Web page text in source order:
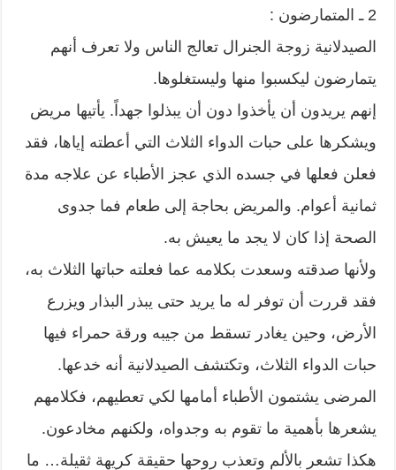
2 ـ المتمارضون :
الصيدلانية زوجة الجنرال تعالج الناس ولا تعرف أنهم
يتمارضون ليكسبوا منها وليستغلوها.
إنهم يريدون أن يأخذوا دون أن يبذلوا جهداً. يأتيها مريض
ويشكرها على حبات الدواء الثلاث التي أعطته إياها، فقد
فعلن فعلها في جسده الذي عجز الأطباء عن علاجه مدة
ثمانية أعوام. والمريض بحاجة إلى طعام فما جدوى
الصحة إذا كان لا يجد ما يعيش به.
ولأنها صدقته وسعدت بكلامه عما فعلته حباتها الثلاث به،
فقد قررت أن توفر له ما يريد حتى يبذر البذار ويزرع
الأرض، وحين يغادر تسقط من جيبه ورقة حمراء فيها
حبات الدواء الثلاث، وتكتشف الصيدلانية أنه خدعها.
المرضى يشتمون الأطباء أمامها لكي تعطيهم، فكلامهم
يشعرها بأهمية ما تقوم به وجدواه، ولكنهم مخادعون.
هكذا تشعر بالألم وتعذب روحها حقيقة كريهة ثقيلة… ما